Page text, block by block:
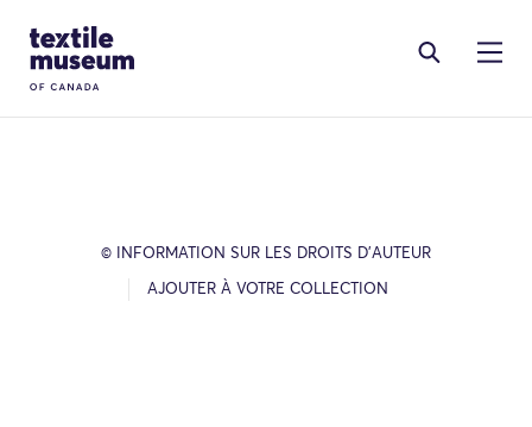
Site Logo
© INFORMATION SUR LES DROITS D’AUTEUR
AJOUTER À VOTRE COLLECTION